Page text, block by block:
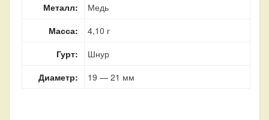
Металл:
Медь
Масса:
4,10 г
Гурт:
Шнур
Диаметр:
19 — 21 мм